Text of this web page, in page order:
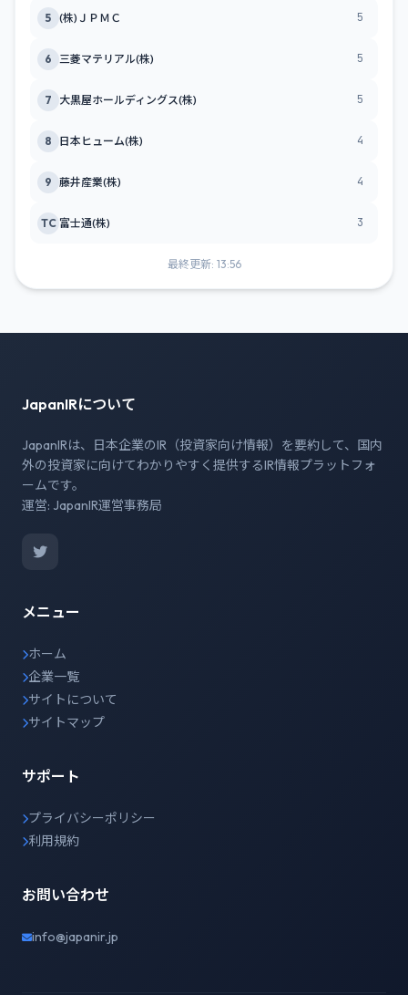
5 (株)ＪＰＭＣ 5
6 三菱マテリアル(株) 5
7 大黒屋ホールディングス(株) 5
8 日本ヒューム(株) 4
9 藤井産業(株) 4
TC 富士通(株) 3
最終更新: 13:56
JapanIRについて
JapanIRは、日本企業のIR（投資家向け情報）を要約して、国内
外の投資家に向けてわかりやすく提供するIR情報プラットフォ
ームです。
運営: JapanIR運営事務局
メニュー
ホーム
企業一覧
サイトについて
サイトマップ
サポート
プライバシーポリシー
利用規約
お問い合わせ
info@japanir.jp